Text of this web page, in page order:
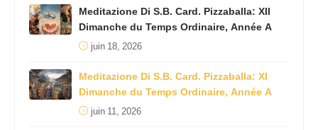
Meditazione Di S.B. Card. Pizzaballa: XII
Dimanche du Temps Ordinaire, Année A
juin 18, 2026
Meditazione Di S.B. Card. Pizzaballa: XI
Dimanche du Temps Ordinaire, Année A
juin 11, 2026